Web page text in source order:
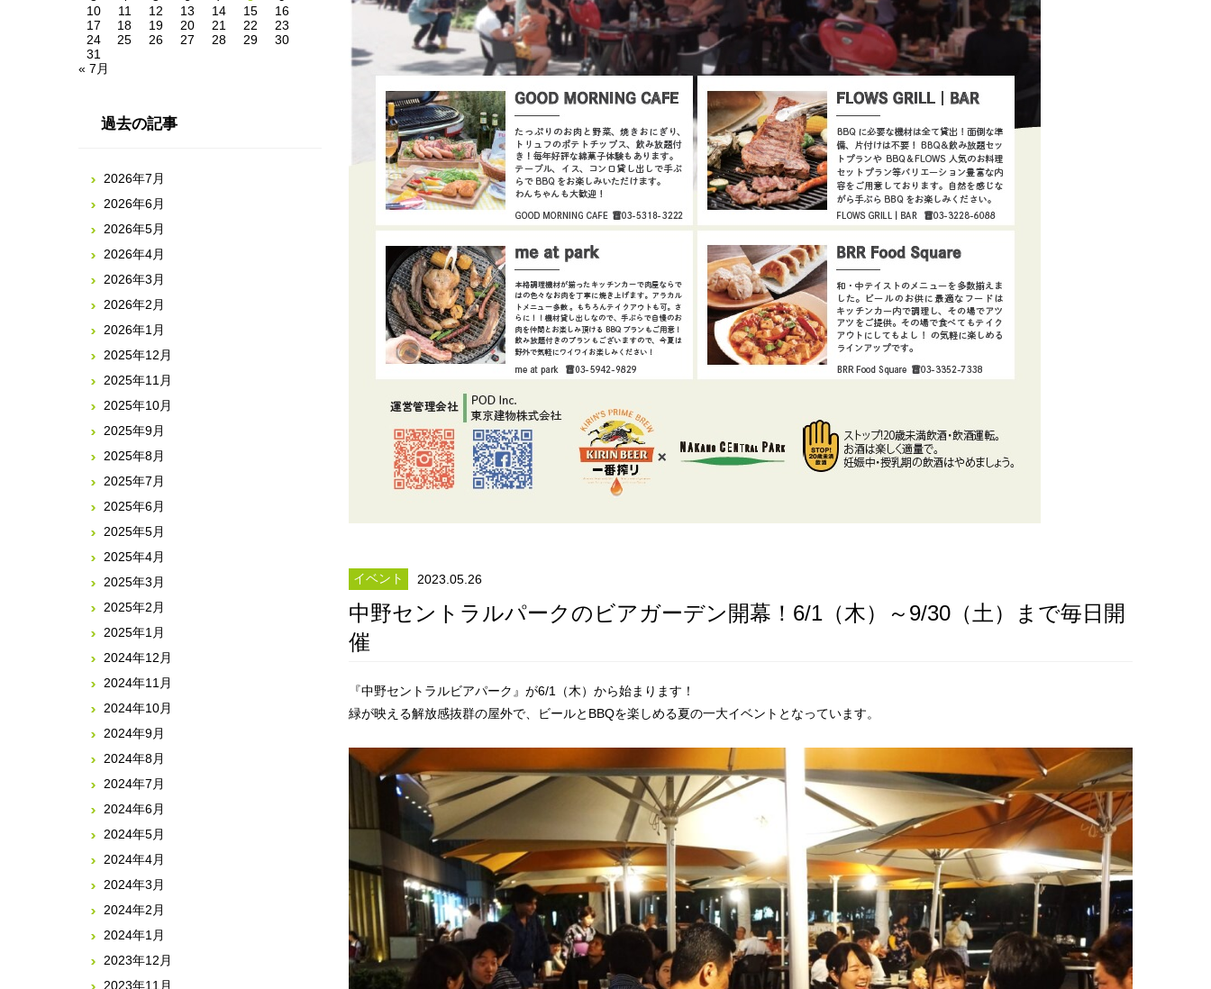
イベント 2023.05.26
中野セントラルパークのビアガーデン開幕！6/1（木）～9/30（土）まで毎日開
催
『中野セントラルビアパーク』が6/1（木）から始まります！
緑が映える解放感抜群の屋外で、ビールとBBQを楽しめる夏の一大イベントとなっています。
10
11 12 13 14 15
16
17
18 19 20 21 22
23
24
25 26 27 28 29
30
31
« 7月
過去の記事
2026年7月
2026年6月
2026年5月
2026年4月
2026年3月
2026年2月
2026年1月
2025年12月
2025年11月
2025年10月
2025年9月
2025年8月
2025年7月
2025年6月
2025年5月
2025年4月
2025年3月
2025年2月
2025年1月
2024年12月
2024年11月
2024年10月
2024年9月
2024年8月
2024年7月
2024年6月
2024年5月
2024年4月
2024年3月
2024年2月
2024年1月
2023年12月
2023年11月